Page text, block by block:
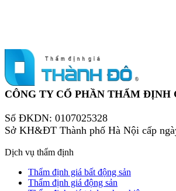
CÔNG TY CỔ PHẦN THẨM ĐỊNH
Số ĐKDN: 0107025328
Sở KH&ĐT Thành phố Hà Nội cấp
Dịch vụ thẩm định
Thẩm định giá bất động sản
Thẩm định giá động sản